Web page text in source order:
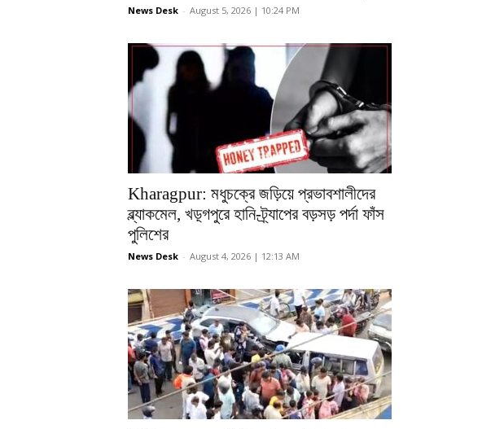
News Desk - August 5, 2026 | 10:24 PM
Kharagpur: মধুচক্রে জড়িয়ে প্রভাবশালীদের
ব্ল্যাকমেল, খড়্গপুরে হানি-ট্র্যাপের বড়সড় পর্দা ফাঁস
পুলিশের
News Desk - August 4, 2026 | 12:13 AM